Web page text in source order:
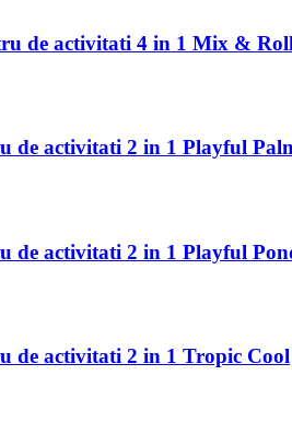
de activitati 4 in 1 Mix & Roll
de activitati 2 in 1 Playful
de activitati 2 in 1 Playful
de activitati 2 in 1 Tropic Cool